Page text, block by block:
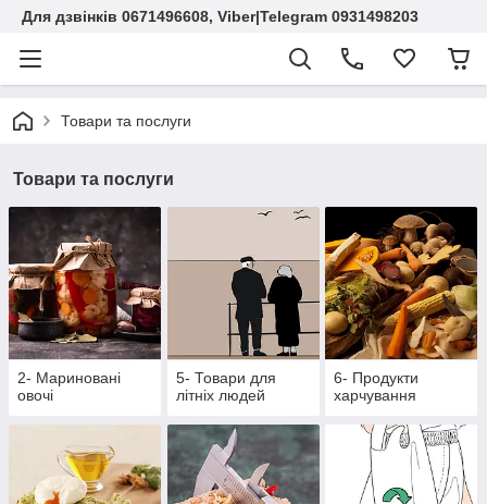
Для дзвінків 0671496608, Viber|Telegram 0931498203
Товари та послуги
Товари та послуги
2- Мариновані
овочі
5- Товари для
літніх людей
6- Продукти
харчування